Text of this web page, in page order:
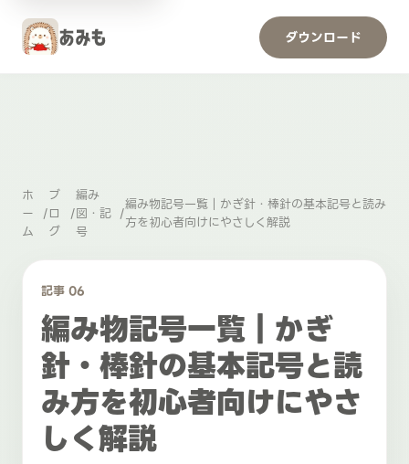
ダウンロード
ホ
ー
ム
/
ブ
ロ
グ
/
編み
図・記
号
/編み物記号一覧｜かぎ針・棒針の基本記号と読み
方を初心者向けにやさしく解説
記事 06
編み物記号一覧｜かぎ
針・棒針の基本記号と読
み方を初心者向けにやさ
しく解説